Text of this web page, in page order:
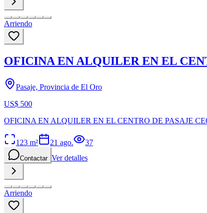
Arriendo
OFICINA EN ALQUILER EN EL
Pasaje, Provincia de El Oro
US$ 500
OFICINA EN ALQUILER EN EL CENTRO DE PASAJE
123 m² 21 ago. 37
Contactar Ver detalles
Arriendo